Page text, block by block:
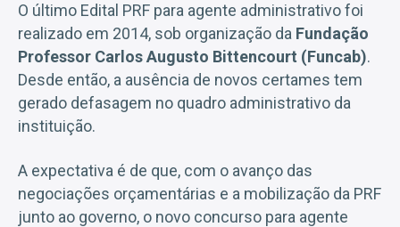
O último Edital PRF para agente administrativo foi
realizado em 2014, sob organização da Fundação
Professor Carlos Augusto Bittencourt (Funcab).
Desde então, a ausência de novos certames tem
gerado defasagem no quadro administrativo da
instituição.
A expectativa é de que, com o avanço das
negociações orçamentárias e a mobilização da PRF
junto ao governo, o novo concurso para agente